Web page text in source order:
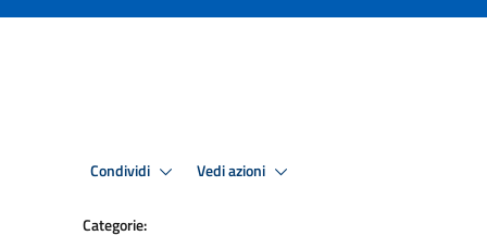
Condividi Vedi azioni
Categorie: